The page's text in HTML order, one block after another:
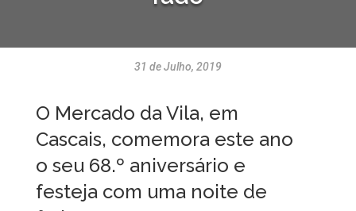
31 de Julho, 2019
O Mercado da Vila, em
Cascais, comemora este ano
o seu 68.º aniversário e
festeja com uma noite de